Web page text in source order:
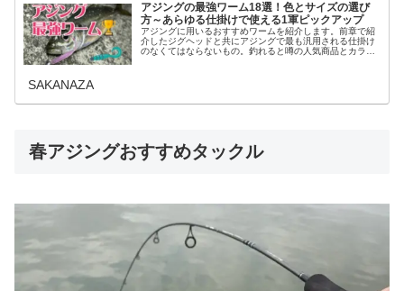
アジングの最強ワーム18選！色とサイズの選び
方～あらゆる仕掛けで使える1軍ピックアップ
アジングに用いるおすすめワームを紹介します。前章で紹
介したジグヘッドと共にアジングで最も汎用される仕掛け
のなくてはならないもの。釣れると噂の人気商品とカラー
SAKANAZA
春アジングおすすめタックル